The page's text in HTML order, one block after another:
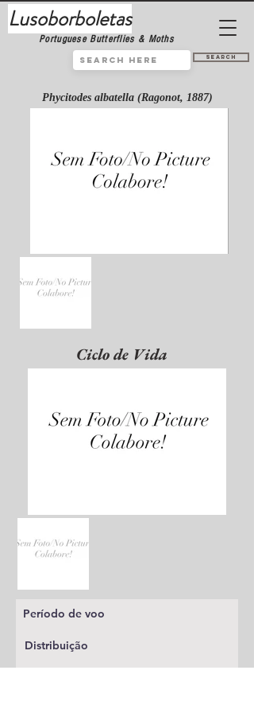
Lusoborboletas
Portuguese Butterflies & Moths
Search
Phycitodes albatella (Ragonot, 1887)
Ciclo de Vida
Período de voo
Distribuição